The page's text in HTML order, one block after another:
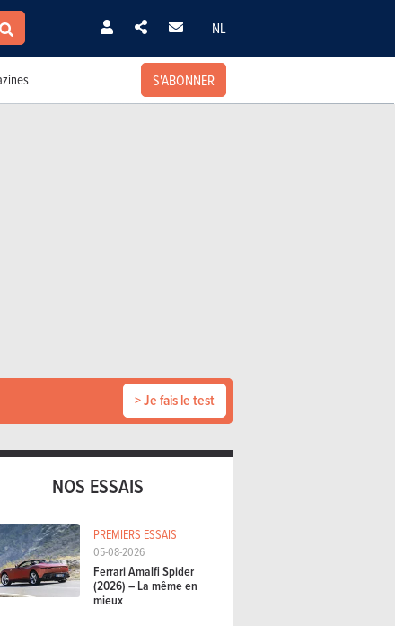
NL
S'ABONNER
> Je fais le test
NOS ESSAIS
PREMIERS ESSAIS
05-08-2026
Ferrari Amalfi Spider
(2026) – La même en
mieux